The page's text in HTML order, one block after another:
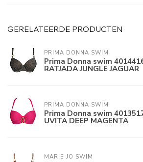
GERELATEERDE PRODUCTEN
PRIMA DONNA SWIM
Prima Donna swim
RATJADA JUNGLE JAGUAR
PRIMA DONNA SWIM
Prima Donna swim
UVITA DEEP MAGENTA
MARIE JO SWIM